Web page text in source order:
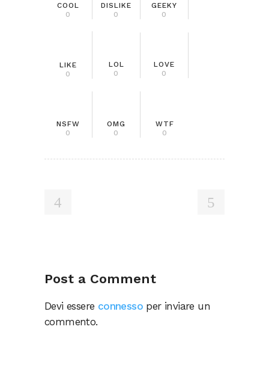
COOL
0
DISLIKE
0
GEEKY
0
LIKE
0
LOL
0
LOVE
0
NSFW
0
OMG
0
WTF
0
Post a Comment
Devi essere connesso per inviare un
commento.